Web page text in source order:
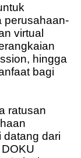
perusahaan-
virtual
hingga
bagi
ratusan
datang dari